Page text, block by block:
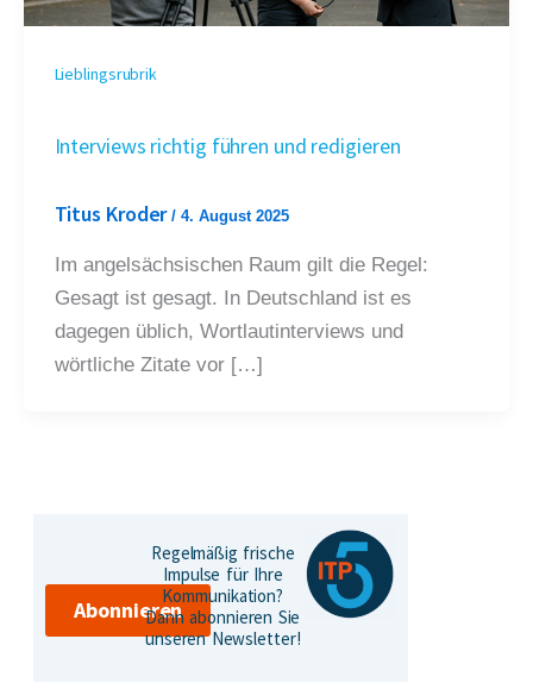
Lieblingsrubrik
Interviews richtig führen und redigieren
Titus Kroder/4. August 2025
Im angelsächsischen Raum gilt die Regel:
Gesagt ist gesagt. In Deutschland ist es
dagegen üblich, Wortlautinterviews und
wörtliche Zitate vor […]
Abonnieren
Regelmäßig frische
Impulse für Ihre
Kommunikation?
Dann abonnieren Sie
unseren Newsletter!